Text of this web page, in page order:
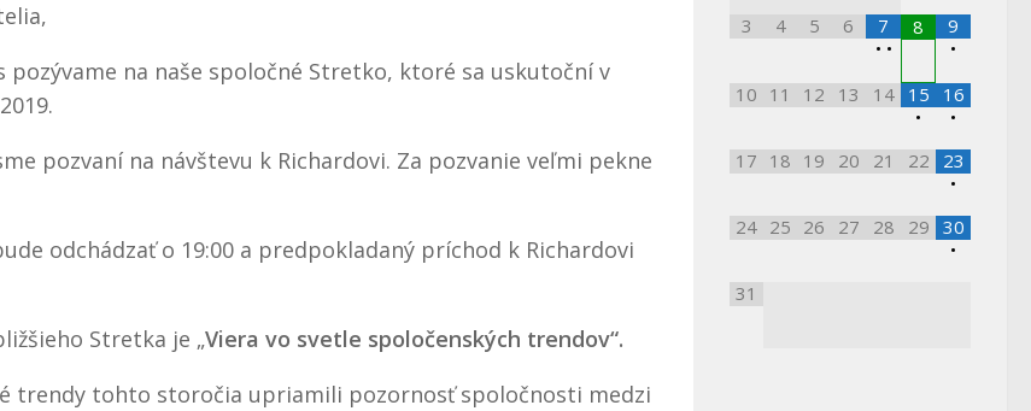
pozývame na naše spoločné Stretko, ktoré sa uskutoční v
pozvaní na návštevu k Richardovi. Za pozvanie veľmi pekne
odchádzať o 19:00 a predpokladaný príchod k Richardovi
Stretka je „Viera vo svetle spoločenských trendov“.
trendy tohto storočia upriamili pozornosť spoločnosti medzi
3
4 5 6
7
• •
8
9
•
10 11 12 13 14
15
•
16
•
17 18 19 20 21 22
23
•
24 25 26 27 28 29 30
•
31